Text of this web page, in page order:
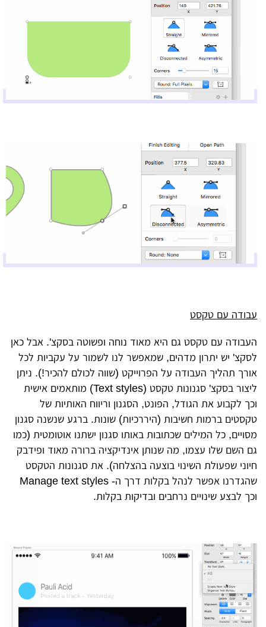
עבודה עם טקסט
העבודה עם טקסט גם היא מאוד נוחה ופשוטה בסקצ'. אבל כאן
לסקצ' יש יתרון מדהים, שמאפשר לנו לשמור על עקביות לכל
אורך תהליך העבודה על הפרוייקט (שווה לכולם להכיר!). ניתן
ליצור בסקצ' סגנונות טקסט (Text styles) מותאמים אישית
וכך לקבוע את הגודל, הפונט, הסגנון וריווח האותיות של
טקסטים ברמות חשיבות (היררכיות) שונות. ברגע שנשנה סגנון
מסויים, כל המילים שכתובות באותו סגנון ישתנו אוטומטית (כמו
גם השם שלו עצמו, מה שנותן אינדיקציה ברורה מאוד ופידבק
חיוני שפעולת השינוי בוצעה בהצלחה). את סגנונות הטקסט
שהגדרנו אפשר לנהל בקלות דרך ה- Manage text styles
וכך לבצע שינויים נרחבים ובדיקות בקלות.